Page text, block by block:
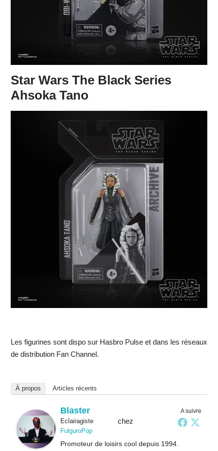
Star Wars The Black Series
Ahsoka Tano
Les figurines sont dispo sur Hasbro Pulse et dans les réseaux
de distribution Fan Channel.
À propos Articles récents
A suivre
Blaster
Eclairagistechez
FulguroPop
Promoteur de loisirs cool depuis 1994.